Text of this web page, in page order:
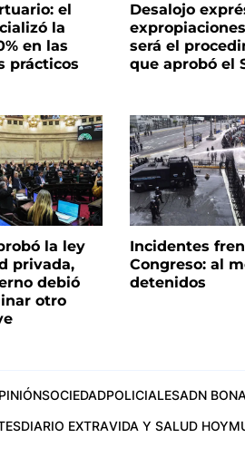
el
la
en las
prácticos
Desalojo
será el
que aprobó el
la ley
privada,
debió
otro
Incidentes
Congreso: al
detenidos
SOCIEDADPOLICIALESADN
DIARIO EXTRAVIDA Y SALUD HOY